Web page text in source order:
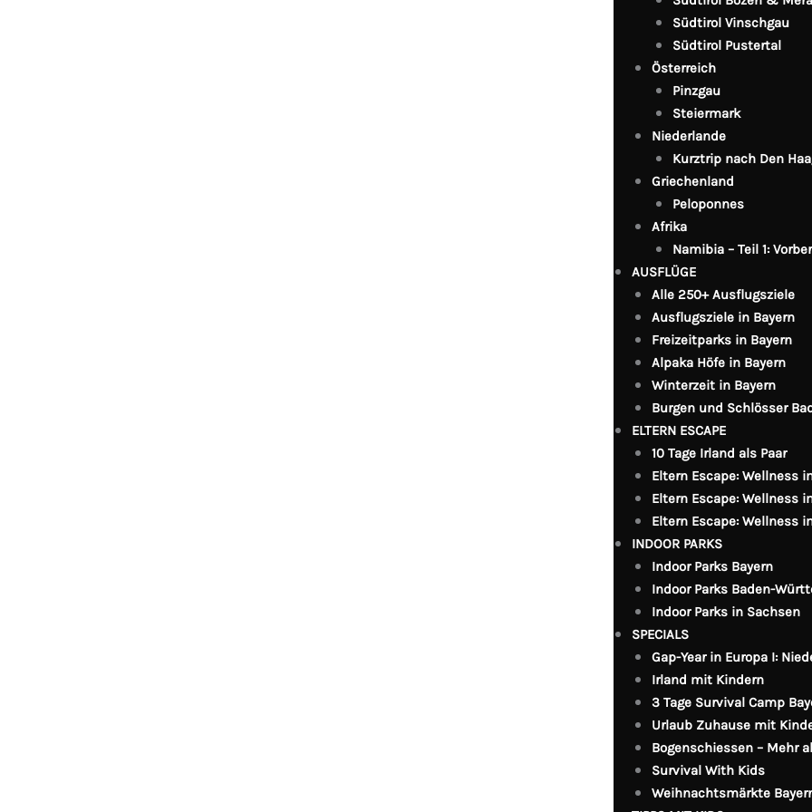
Südtirol Vinschgau
Südtirol Pustertal
Österreich
Pinzgau
Steiermark
Niederlande
Kurztrip nach Den
Griechenland
Peloponnes
Afrika
Namibia – Teil 1:
AUSFLÜGE
Alle 250+ Ausflugsziele
Ausflugsziele in Bayern
Freizeitparks in Bayern
Alpaka Höfe in Bayern
Winterzeit in Bayern
Burgen und Schlösser
ELTERN ESCAPE
10 Tage Irland als Paar
Eltern Escape: Wellness
Eltern Escape: Wellness
Eltern Escape: Wellness
INDOOR PARKS
Indoor Parks Bayern
Indoor Parks Baden-
Indoor Parks in Sachsen
SPECIALS
Gap-Year in Europa I:
Irland mit Kindern
3 Tage Survival Camp
Urlaub Zuhause mit
Bogenschiessen – Mehr
Survival With Kids
Weihnachtsmärkte